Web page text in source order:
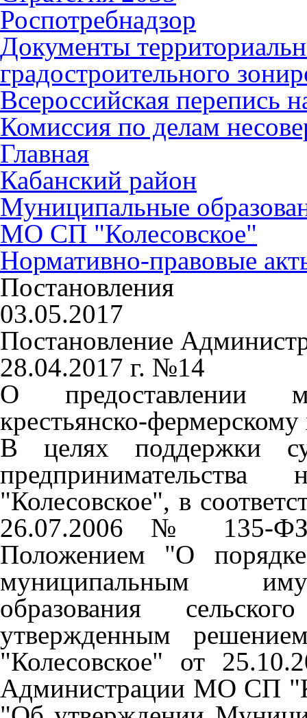
Роспотребнадзор
Документы
градостроительного
Всероссийская перепись
Комиссия по делам
Главная
Кабанский район
Муниципальные
МО СП "Колесовское"
Нормативно-правовые
Постановления
03.05.2017
Постановление
28.04.2017 г. №14
О предоставлении
крестьянско-
В целях поддержки
"Колесовское", в
26.07.2006 № 135-ФЗ
Положением "О
муниципальным
образования
утвержденным
"Колесовское" от
Администрации МО СП